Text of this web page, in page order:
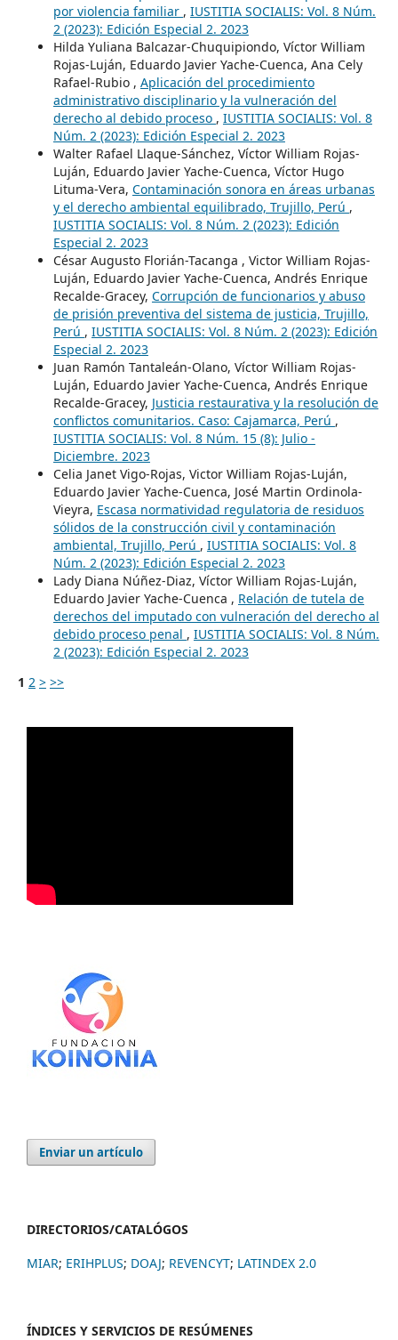
por violencia familiar , IUSTITIA SOCIALIS: Vol. 8 Núm.
2 (2023): Edición Especial 2. 2023
Hilda Yuliana Balcazar-Chuquipiondo, Víctor William
Rojas-Luján, Eduardo Javier Yache-Cuenca, Ana Cely
Rafael-Rubio , Aplicación del procedimiento
administrativo disciplinario y la vulneración del
derecho al debido proceso , IUSTITIA SOCIALIS: Vol. 8
Núm. 2 (2023): Edición Especial 2. 2023
Walter Rafael Llaque-Sánchez, Víctor William Rojas-
Luján, Eduardo Javier Yache-Cuenca, Víctor Hugo
Lituma-Vera, Contaminación sonora en áreas urbanas
y el derecho ambiental equilibrado, Trujillo, Perú ,
IUSTITIA SOCIALIS: Vol. 8 Núm. 2 (2023): Edición
Especial 2. 2023
César Augusto Florián-Tacanga , Victor William Rojas-
Luján, Eduardo Javier Yache-Cuenca, Andrés Enrique
Recalde-Gracey, Corrupción de funcionarios y abuso
de prisión preventiva del sistema de justicia, Trujillo,
Perú , IUSTITIA SOCIALIS: Vol. 8 Núm. 2 (2023): Edición
Especial 2. 2023
Juan Ramón Tantaleán-Olano, Víctor William Rojas-
Luján, Eduardo Javier Yache-Cuenca, Andrés Enrique
Recalde-Gracey, Justicia restaurativa y la resolución de
conflictos comunitarios. Caso: Cajamarca, Perú ,
IUSTITIA SOCIALIS: Vol. 8 Núm. 15 (8): Julio -
Diciembre. 2023
Celia Janet Vigo-Rojas, Victor William Rojas-Luján,
Eduardo Javier Yache-Cuenca, José Martin Ordinola-
Vieyra, Escasa normatividad regulatoria de residuos
sólidos de la construcción civil y contaminación
ambiental, Trujillo, Perú , IUSTITIA SOCIALIS: Vol. 8
Núm. 2 (2023): Edición Especial 2. 2023
Lady Diana Núñez-Diaz, Víctor William Rojas-Luján,
Eduardo Javier Yache-Cuenca , Relación de tutela de
derechos del imputado con vulneración del derecho al
debido proceso penal , IUSTITIA SOCIALIS: Vol. 8 Núm.
2 (2023): Edición Especial 2. 2023
1 2 > >>
Enviar un artículo
DIRECTORIOS/CATALÓGOS
MIAR; ERIHPLUS; DOAJ; REVENCYT; LATINDEX 2.0
ÍNDICES Y SERVICIOS DE RESÚMENES